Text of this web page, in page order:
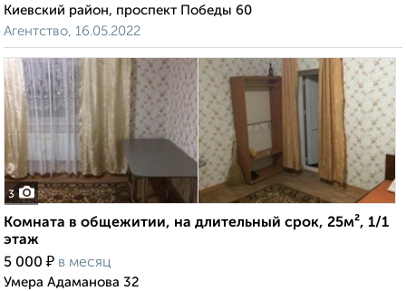
Киевский район, проспект Победы 60
Агентство, 16.05.2022
3
Комната в общежитии, на длительный срок, 25м², 1/1
этаж
5 000 ₽ в месяц
Умера Адаманова 32